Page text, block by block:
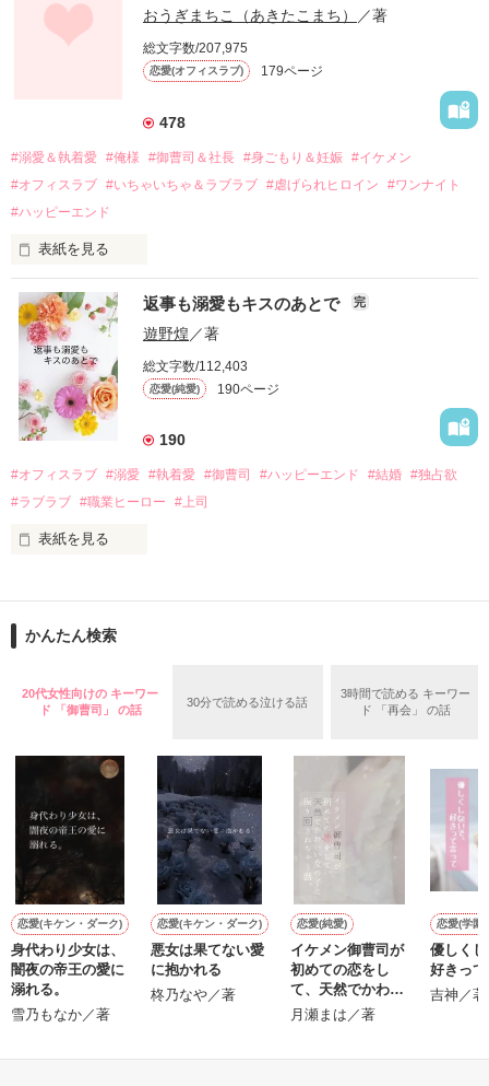
幼なじみの哲平に淡い恋心を抱いていた美桜。
しかし、ある出来事をきっかけに二人の関係は壊れてしまう。
関係修復もできないまま、美桜は両親の離婚によって
引っ越すことになり、哲平とも離れ離れになった。
それから約十二年後。
過去の傷から、二度と会いたくないと思っていた哲平に
運命のような再会を果たす。
酔った勢いで一夜を共にしてしまった。
さらに、美桜が初めてだと知った哲平は
『責任をとる、結婚しよう』と真っ直ぐに告げてきた。
戸惑う美桜とは裏腹に、好きという気持ちを隠すことなく
甘やかしてくる。
そんなある日、哲平は美桜がストーカー被害に
遭っていることを知る。
美桜を守るため、哲平は同居を提案してきて――。
夏木美桜(なつきみお)
鳴海哲平 (なるみてっぺい)
2026.6.5～2026.7.25
＊以前、公開していた話の改稿版です＊
作品を読む
おうぎまちこ（あきたこまち） ／著
総文字数/207,975
恋愛(オフィスラブ) 179ページ
478
#溺愛＆執着愛 #俺様 #御曹司＆社長 #身ごもり＆妊娠 #イケメン
#オフィスラブ #いちゃいちゃ＆ラブラブ #虐げられヒロイン
#ワンナイト
#ハッピーエンド
表紙を見る
おかしな噂を流されて前の職場でうまくいかなかった梅田美
桜は、海外で傷心旅行をしていたところ、日本人美青年と出会
い、酒の勢いもあり一夜限りの関係となる。
帰国後、美桜は新しい職場でワンナイトした美青年と再会。
なんと彼の正体は、とある財閥御曹司にも関わらず、一族を離
れて起業した新進気鋭の実業家、社内でも冷徹だと評判な社長
――御影恭司その人だったのだ――！
なぜか恭司から飼い猫の世話係を命じられた美桜は、猫の世
の関係となってしまい――？
返事も溺愛もキスのあとで 完
遊野煌 ／著
総文字数/112,403
恋愛(純愛) 190ページ
190
#オフィスラブ #溺愛 #執着愛 #御曹司 #ハッピーエンド #結婚 #独占欲
#ラブラブ #職業ヒーロー #上司
表紙を見る
ションの企画戦略室で働いている。
めた、同期で恋人の石垣守（26）がいるのだが、後輩の姫原由
いた。
守と由羅から『便利屋雛子』と馬鹿にされ、一人こっそり泣い
た上、同居まで提案してきて──？
鷹哉『宜しくな、俺の雛子』🦅
雛子『俺の……ひぃ、雛子？！！！』🐥
シゴデキで冷徹な上司が見せる素顔は、なぜか想像以上に甘く
て……🐥💓🦅
※表紙も作中使用の画像も全てフリー素材です。
※執筆期間2026.6.3〜7.20完結です。
※他サイトさんにて恋愛トレンド1位でした〜良かったら読ん
で頂けると嬉しいです。
かんたん検索
20代女性向けの キーワー
ド 「御曹司」 の話
30分で読める泣ける話
3時間で読める キーワー
ド 「再会」 の話
恋愛(キケン・ダーク)
身代わり少女は、
闇夜の帝王の愛に
溺れる。
雪乃もなか／著
恋愛(キケン・ダーク)
悪女は果てない愛
に抱かれる
柊乃なや／著
恋愛(純愛)
イケメン御曹司が
初めての恋をし
て、天然でかわい
い女の子に振り回
月瀬まは／著
恋愛(学園)
優しく
好きっ
吉神／著